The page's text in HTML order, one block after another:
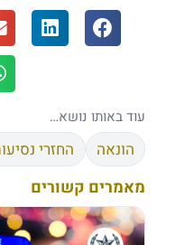
עוד באותו נושא…
הונאה החזרי
מאמרים קשורים